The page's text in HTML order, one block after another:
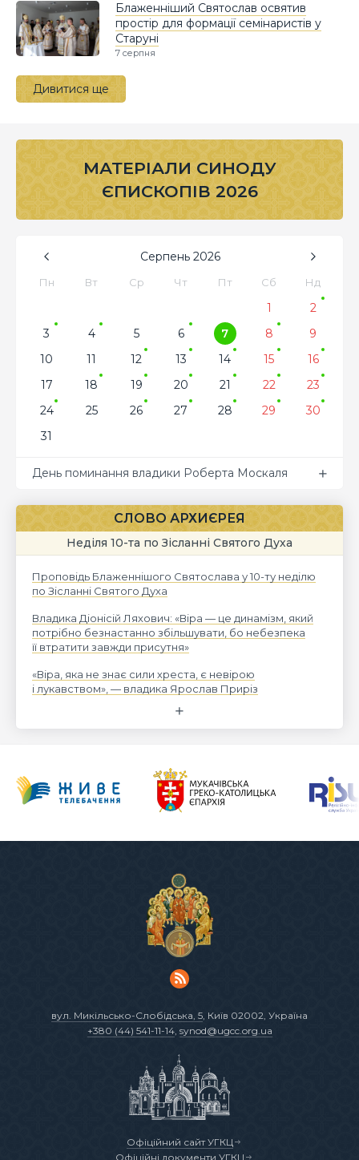
Блаженніший Святослав освятив
простір для формації семінаристів у
Старуні
7 серпня
Дивитися ще
МАТЕРІАЛИ СИНОДУ
ЄПИСКОПІВ 2026
Серпень 2026
Пн Вт Ср Чт Пт Сб Нд
1
2
3
4 5 6 7 8
9
10
11 12 13 14 15
16
17
18 19 20 21 22
23
24
25 26 27 28 29
30
31
День поминання владики Роберта Москаля
СЛОВО АРХИЄРЕЯ
Неділя 10-та по Зісланні Святого Духа
Проповідь Блаженнішого Святослава у 10-ту неділю
по Зісланні Святого Духа
Владика Діонісій Ляхович: «Віра — це динамізм, який
потрібно безнастанно збільшувати, бо небезпека
її втратити завжди присутня»
«Віра, яка не знає сили хреста, є невірою
і лукавством», — владика Ярослав Приріз
вул. Микільсько-Слобідська, 5, Київ 02002, Україна
+380 (44) 541-11-14, synod@ugcc.org.ua
Офіційний сайт УГКЦ
Офіційні документи УГКЦ